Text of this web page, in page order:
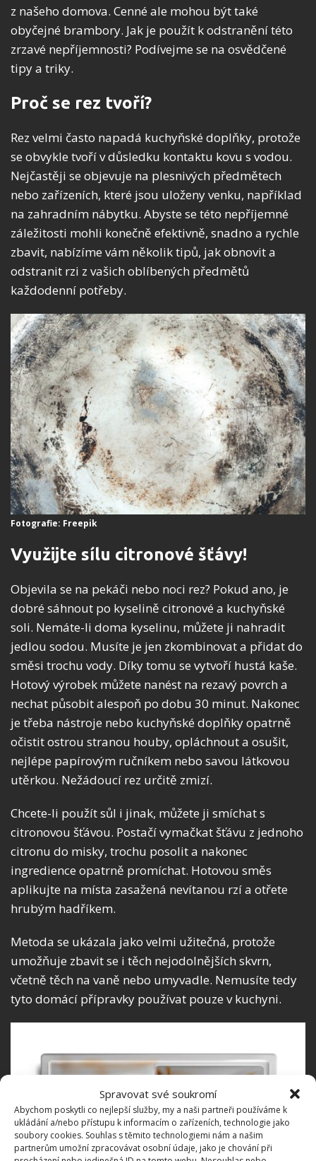
Spravovat své soukromí
Abychom poskytli co nejlepší služby, my a naši partneři používáme k
ukládání a/nebo přístupu k informacím o zařízeních, technologie jako
soubory cookies. Souhlas s těmito technologiemi nám a našim
partnerům umožní zpracovávat osobní údaje, jako je chování při
z našeho domova. Cenné ale mohou být také
obyčejné brambory. Jak je použít k odstranění této
zrzavé nepříjemnosti? Podívejme se na osvědčené
tipy a triky.
Proč se rez tvoří?
Rez velmi často napadá kuchyňské doplňky, protože
se obvykle tvoří v důsledku kontaktu kovu s vodou.
Nejčastěji se objevuje na plesnivých předmětech
nebo zařízeních, které jsou uloženy venku, například
na zahradním nábytku. Abyste se této nepříjemné
záležitosti mohli konečně efektivně, snadno a rychle
zbavit, nabízíme vám několik tipů, jak obnovit a
odstranit rzi z vašich oblíbených předmětů
každodenní potřeby.
Fotografie: Freepik
Využijte sílu citronové šťávy!
Objevila se na pekáči nebo noci rez? Pokud ano, je
dobré sáhnout po kyselině citronové a kuchyňské
soli. Nemáte-li doma kyselinu, můžete ji nahradit
jedlou sodou. Musíte je jen zkombinovat a přidat do
směsi trochu vody. Díky tomu se vytvoří hustá kaše.
Hotový výrobek můžete nanést na rezavý povrch a
nechat působit alespoň po dobu 30 minut. Nakonec
je třeba nástroje nebo kuchyňské doplňky opatrně
očistit ostrou stranou houby, opláchnout a osušit,
nejlépe papírovým ručníkem nebo savou látkovou
utěrkou. Nežádoucí rez určitě zmizí.
Chcete-li použít sůl i jinak, můžete ji smíchat s
citronovou šťávou. Postačí vymačkat šťávu z jednoho
citronu do misky, trochu posolit a nakonec
ingredience opatrně promíchat. Hotovou směs
aplikujte na místa zasažená nevítanou rzí a otřete
hrubým hadříkem.
Metoda se ukázala jako velmi užitečná, protože
umožňuje zbavit se i těch nejodolnějších skvrn,
včetně těch na vaně nebo umyvadle. Nemusíte tedy
tyto domácí přípravky používat pouze v kuchyni.